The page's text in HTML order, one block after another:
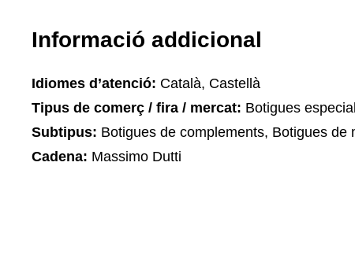
Informació addicional
Idiomes d’atenció: Català, Castellà
Tipus de comerç / fira / mercat: Botigues
Subtipus: Botigues de complements, Botigues de
Cadena: Massimo Dutti